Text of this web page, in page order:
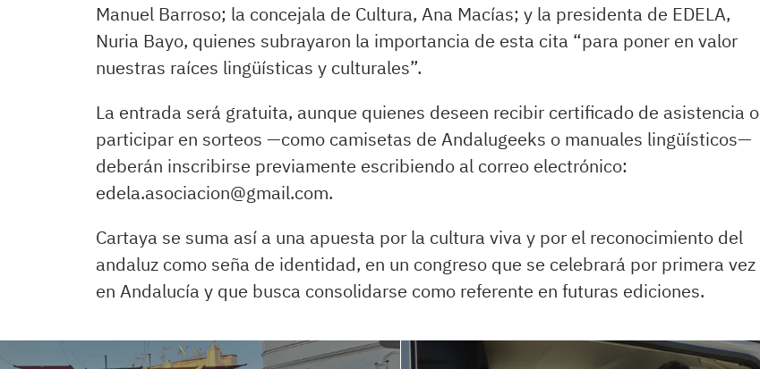
Manuel Barroso; la concejala de Cultura, Ana Macías; y la presidenta de EDELA,
Nuria Bayo, quienes subrayaron la importancia de esta cita “para poner en valor
nuestras raíces lingüísticas y culturales”.
La entrada será gratuita, aunque quienes deseen recibir certificado de asistencia o
participar en sorteos —como camisetas de Andalugeeks o manuales lingüísticos—
deberán inscribirse previamente escribiendo al correo electrónico:
edela.asociacion@gmail.com.
Cartaya se suma así a una apuesta por la cultura viva y por el reconocimiento del
andaluz como seña de identidad, en un congreso que se celebrará por primera vez
en Andalucía y que busca consolidarse como referente en futuras ediciones.